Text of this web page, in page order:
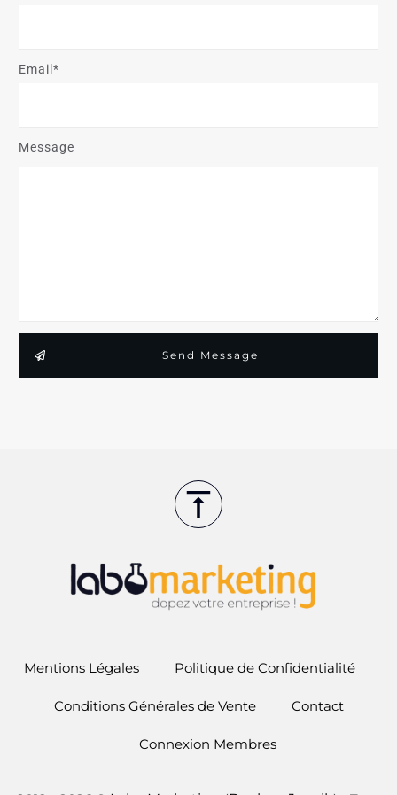
Email*
Message
Send Message
Mentions Légales Politique de Confidentialité
Conditions Générales de Vente Contact
Connexion Membres